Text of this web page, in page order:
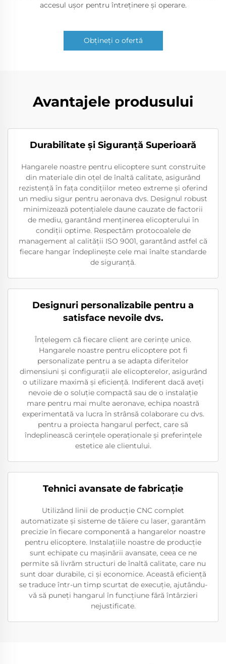
accesul ușor pentru întreținere și operare.
Obțineți o ofertă
Avantajele produsului
Durabilitate și Siguranță Superioară
Hangarele noastre pentru elicoptere sunt construite
din materiale din oțel de înaltă calitate, asigurând
rezistență în fața condițiilor meteo extreme și oferind
un mediu sigur pentru aeronava dvs. Designul robust
minimizează potențialele daune cauzate de factorii
de mediu, garantând menținerea elicopterului în
condiții optime. Respectăm protocoalele de
management al calității ISO 9001, garantând astfel că
fiecare hangar îndeplinește cele mai înalte standarde
de siguranță.
Designuri personalizabile pentru a
satisface nevoile dvs.
Înțelegem că fiecare client are cerințe unice.
Hangarele noastre pentru elicoptere pot fi
personalizate pentru a se adapta diferitelor
dimensiuni și configurații ale elicopterelor, asigurând
o utilizare maximă și eficiență. Indiferent dacă aveți
nevoie de o soluție compactă sau de o instalație
mare pentru mai multe aeronave, echipa noastră
experimentată va lucra în strânsă colaborare cu dvs.
pentru a proiecta hangarul perfect, care să
îndeplinească cerințele operaționale și preferințele
estetice ale clientului.
Tehnici avansate de fabricație
Utilizând linii de producție CNC complet
automatizate și sisteme de tăiere cu laser, garantăm
precizie în fiecare componentă a hangarelor noastre
pentru elicoptere. Instalațiile noastre de producție
sunt echipate cu mașinării avansate, ceea ce ne
permite să livrăm structuri de înaltă calitate, care nu
sunt doar durabile, ci și economice. Această eficiență
se traduce într-un timp scurtat de execuție, ajutându-
vă să puneți hangarul în funcțiune fără întârzieri
nejustificate.